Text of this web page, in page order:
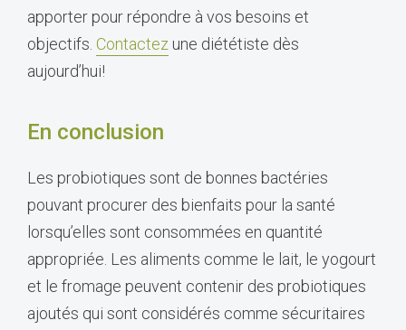
apporter pour répondre à vos besoins et
objectifs. Contactez une diététiste dès
aujourd’hui!
En conclusion
Les probiotiques sont de bonnes bactéries
pouvant procurer des bienfaits pour la santé
lorsqu’elles sont consommées en quantité
appropriée. Les aliments comme le lait, le yogourt
et le fromage peuvent contenir des probiotiques
ajoutés qui sont considérés comme sécuritaires